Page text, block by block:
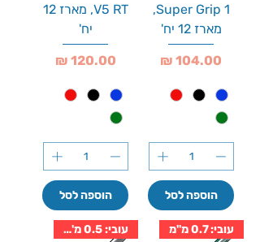
Super Grip 1,
מארז 12 יח'
מחיר
הוספה לסל
V5 RT, מארז 12
יח'
מחיר
הוספה לסל
עובי: 0.7 מ''מ עובי: 0.5 מ''מ